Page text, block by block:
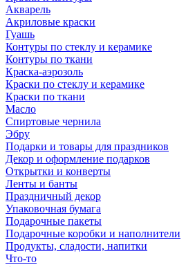
Акварель
Акриловые краски
Гуашь
Контуры по стеклу и керамике
Контуры по ткани
Краска-аэрозоль
Краски по стеклу и керамике
Краски по ткани
Масло
Спиртовые чернила
Эбру
Подарки и товары для праздников
Декор и оформление подарков
Открытки и конверты
Ленты и банты
Праздничный декор
Упаковочная бумага
Подарочные пакеты
Подарочные коробки и наполнители
Продукты, сладости, напитки
Что-то